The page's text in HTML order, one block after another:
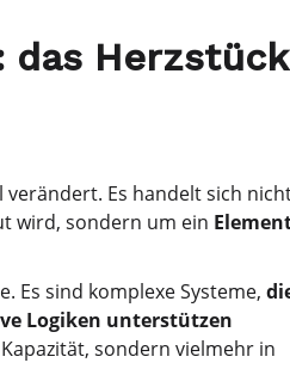
Herzstück
verändert. Es handelt sich
wird, sondern um ein
Es sind komplexe Systeme,
Logiken unterstützen
sondern vielmehr in